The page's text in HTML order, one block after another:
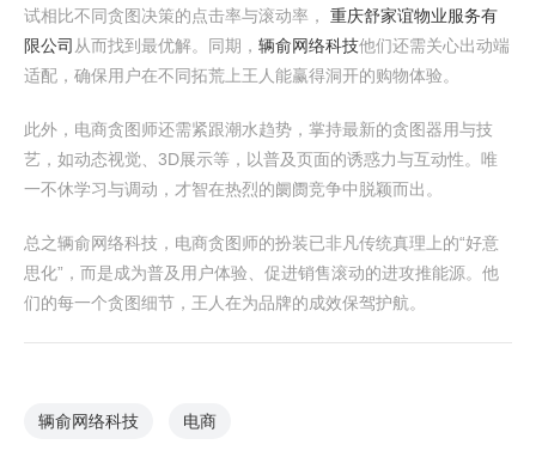
试相比不同贪图决策的点击率与滚动率， 重庆舒家谊物业服务有
限公司 从而找到最优解。同期， 辆俞网络科技他们还需关心出动端
适配，确保用户在不同拓荒上王人能赢得洞开的购物体验。
此外，电商贪图师还需紧跟潮水趋势，掌持最新的贪图器用与技
艺，如动态视觉、3D展示等，以普及页面的诱惑力与互动性。唯
一不休学习与调动，才智在热烈的阛阓竞争中脱颖而出。
总之辆俞网络科技，电商贪图师的扮装已非凡传统真理上的“好意
思化”，而是成为普及用户体验、促进销售滚动的进攻推能源。他
们的每一个贪图细节，王人在为品牌的成效保驾护航。
辆俞网络科技 电商